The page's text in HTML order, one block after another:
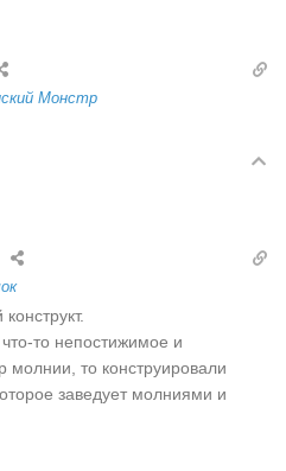
Монстр
то непостижимое и
то конструировали
заведует молниями и